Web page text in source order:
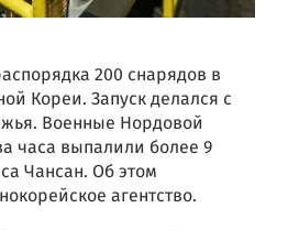
200 снарядов в
Кореи. Запуск делался с
Военные Нордовой
часа выпалили более 9
Чансан. Об этом
агентство.